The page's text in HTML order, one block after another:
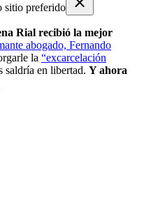
sitio preferido
Rial recibió la mejor
abogado, Fernando
la “excarcelación
saldría en libertad. Y ahora